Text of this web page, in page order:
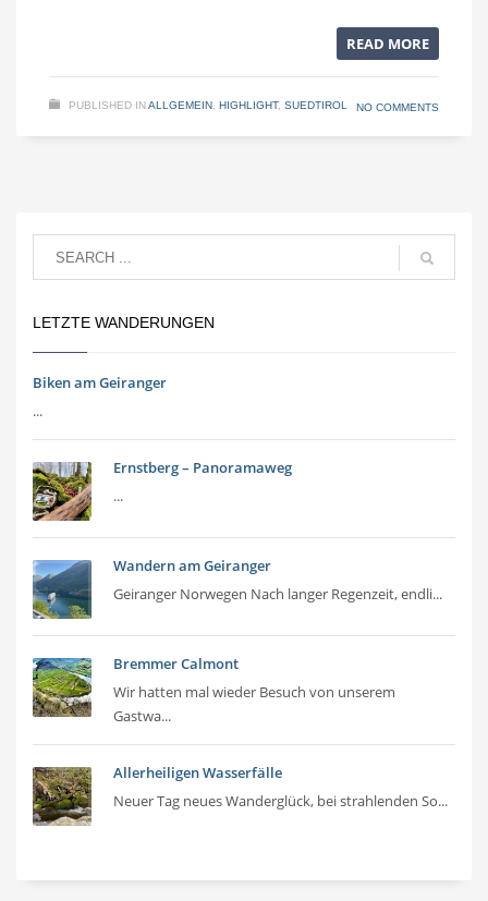
READ MORE
PUBLISHED INALLGEMEIN, HIGHLIGHT, SUEDTIROL NO COMMENTS
LETZTE WANDERUNGEN
Biken am Geiranger
...
Ernstberg – Panoramaweg
...
Wandern am Geiranger
Geiranger Norwegen Nach langer Regenzeit, endli...
Bremmer Calmont
Wir hatten mal wieder Besuch von unserem
Gastwa...
Allerheiligen Wasserfälle
Neuer Tag neues Wanderglück, bei strahlenden So...